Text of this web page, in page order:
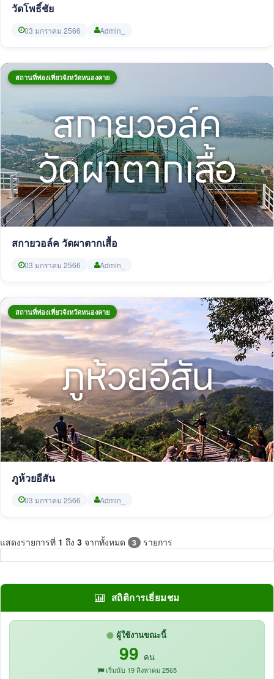
วัดโพธิ์ชัย
03 มกราคม 2566 Admin_
สถานที่ท่องเที่ยวจังหวัดหนองคาย
สกายวอล์ค วัดผาตากเสื้อ
03 มกราคม 2566 Admin_
สถานที่ท่องเที่ยวจังหวัดหนองคาย
ภูห้วยอีสัน
03 มกราคม 2566 Admin_
แสดงรายการที่ 1 ถึง 3 จากทั้งหมด 3 รายการ
สถิติการเยี่ยมชม
ผู้ใช้งานขณะนี้
99 คน
เริ่มนับ 19 สิงหาคม 2565